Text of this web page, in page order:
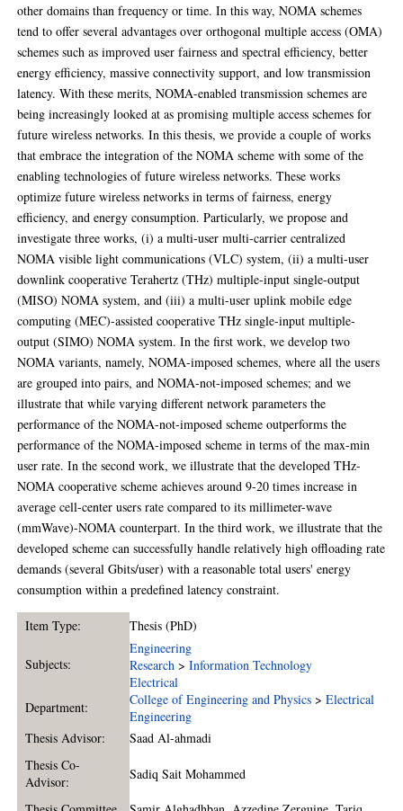
other domains than frequency or time. In this way, NOMA schemes
tend to offer several advantages over orthogonal multiple access (OMA)
schemes such as improved user fairness and spectral efficiency, better
energy efficiency, massive connectivity support, and low transmission
latency. With these merits, NOMA-enabled transmission schemes are
being increasingly looked at as promising multiple access schemes for
future wireless networks. In this thesis, we provide a couple of works
that embrace the integration of the NOMA scheme with some of the
enabling technologies of future wireless networks. These works
optimize future wireless networks in terms of fairness, energy
efficiency, and energy consumption. Particularly, we propose and
investigate three works, (i) a multi-user multi-carrier centralized
NOMA visible light communications (VLC) system, (ii) a multi-user
downlink cooperative Terahertz (THz) multiple-input single-output
(MISO) NOMA system, and (iii) a multi-user uplink mobile edge
computing (MEC)-assisted cooperative THz single-input multiple-
output (SIMO) NOMA system. In the first work, we develop two
NOMA variants, namely, NOMA-imposed schemes, where all the users
are grouped into pairs, and NOMA-not-imposed schemes; and we
illustrate that while varying different network parameters the
performance of the NOMA-not-imposed scheme outperforms the
performance of the NOMA-imposed scheme in terms of the max-min
user rate. In the second work, we illustrate that the developed THz-
NOMA cooperative scheme achieves around 9-20 times increase in
average cell-center users rate compared to its millimeter-wave
(mmWave)-NOMA counterpart. In the third work, we illustrate that the
developed scheme can successfully handle relatively high offloading rate
demands (several Gbits/user) with a reasonable total users' energy
consumption within a predefined latency constraint.
Item Type: Thesis (PhD)
Subjects:
Engineering
Research >Information Technology
Electrical
Department:
College of Engineering and Physics >Electrical
Engineering
Thesis Advisor:
Saad Al-ahmadi
Thesis Co-
Advisor:
Sadiq Sait Mohammed